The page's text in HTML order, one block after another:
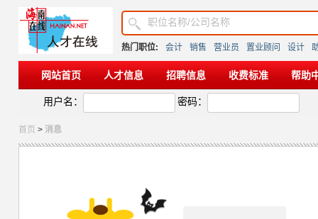
热门职位: 会计 销售 营业员 置业顾问 设计
网站首页 人才信息 招聘信息 收费标准 帮助
用户名： 密码：
首页 > 消息